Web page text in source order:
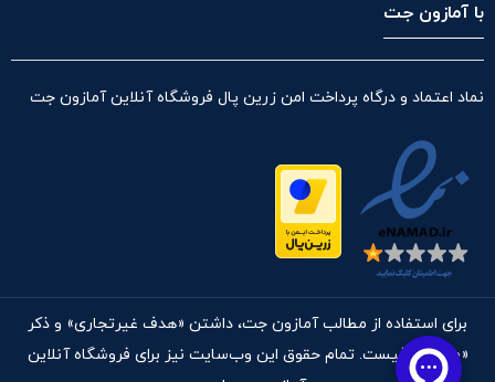
با آمازون جت
نماد اعتماد و درگاه پرداخت امن زرین پال فروشگاه آنلاین آمازون جت
برای استفاده از مطالب آمازون جت، داشتن «هدف غیرتجاری» و ذکر
«منبع» کافیست. تمام حقوق اين وب‌سايت نیز برای فروشگاه آنلاین